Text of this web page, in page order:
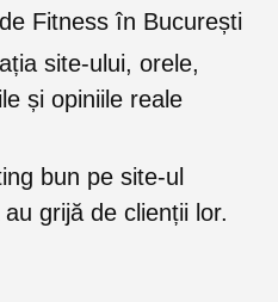
Fitness în București
site-ului, orele,
și opiniile reale
bun pe site-ul
grijă de clienții lor.